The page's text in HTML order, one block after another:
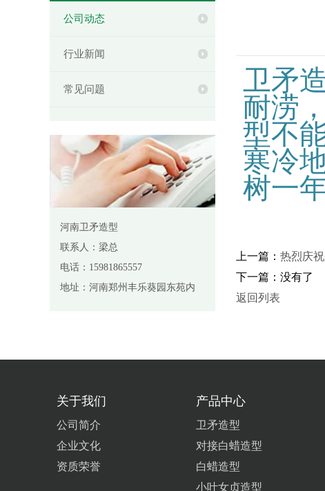
公司动态
行业新闻
常见问题
河南卫矛造型
联系人：梁总
电话：15981865557
地址：河南郑州丰乐葵园东苑内
卫矛
耐涝
型不
寒冷
树一
上一篇： 热烈庆
下一篇：没有了
返回列表
关于我们
公司简介
企业文化
资质荣誉
产品中心
卫矛造型
对接白蜡造型
白蜡造型
小叶女贞造型